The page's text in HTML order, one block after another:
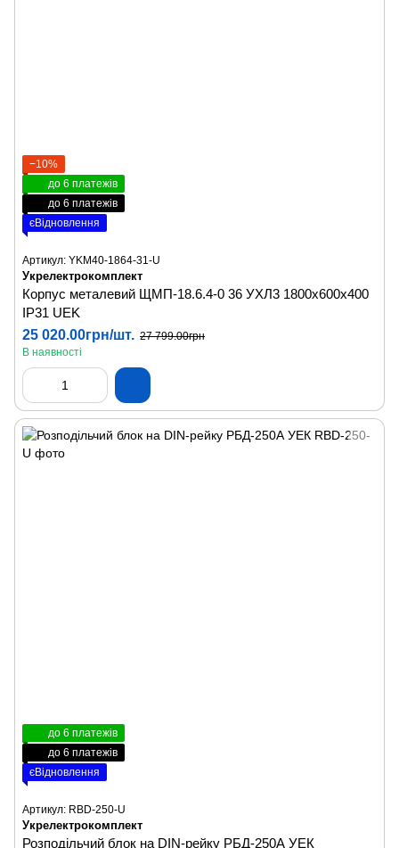
−10%
до 6 платежів
до 6 платежів
єВідновлення
Артикул: YKM40-1864-31-U
Укрелектрокомплект
Корпус металевий ЩМП-18.6.4-0 36 УХЛ3 1800х600х400
IP31 UEK
25 020.00грн/шт. 27 799.00грн
В наявності
до 6 платежів
до 6 платежів
єВідновлення
Артикул: RBD-250-U
Укрелектрокомплект
Розподільчий блок на DIN-рейку РБД-250А УЕК